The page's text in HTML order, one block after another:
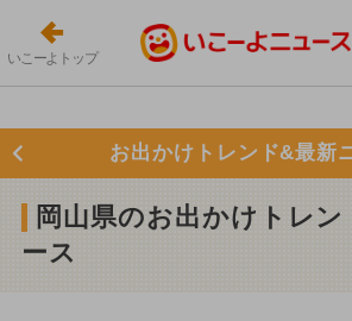
いこーよトップ
お出かけトレンド&最新
岡山県のお出かけトレン
ース